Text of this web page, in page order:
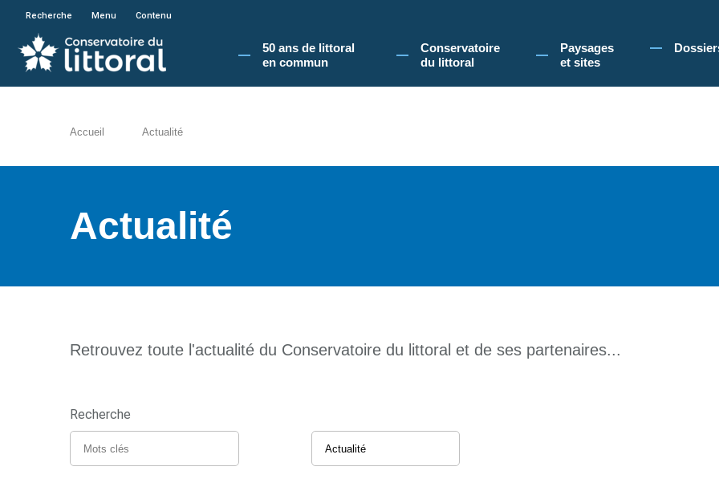
En poursuivant votre navigation sur le site du Conservatoire du littoral, vous acceptez l'utilisation de cookies pour vous
Recherche Menu Contenu
50 ans de littoral
en commun​
Conservatoire
du littoral
Paysages
et sites
Accueil Actualité
Actualité
Retrouvez toute l'actualité du Conservatoire du littoral et de ses partenaires...
Recherche